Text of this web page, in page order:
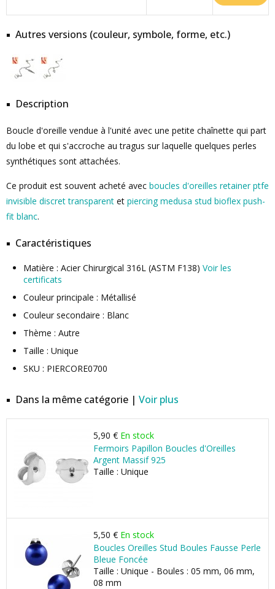
Autres versions (couleur, symbole, forme, etc.)
Description
Boucle d'oreille vendue à l'unité avec une petite chaînette qui part
du lobe et qui s'accroche au tragus sur laquelle quelques perles
synthétiques sont attachées.
Ce produit est souvent acheté avec boucles d'oreilles retainer ptfe
invisible discret transparent et piercing medusa stud bioflex push-
fit blanc.
Caractéristiques
Matière : Acier Chirurgical 316L (ASTM F138) Voir les
certificats
Couleur principale : Métallisé
Couleur secondaire : Blanc
Thème : Autre
Taille : Unique
SKU : PIERCORE0700
Dans la même catégorie | Voir plus
5,90 € En stock
Fermoirs Papillon Boucles d'Oreilles
Argent Massif 925
Taille : Unique
5,50 € En stock
Boucles Oreilles Stud Boules Fausse Perle
Bleue Foncée
Taille : Unique - Boules : 05 mm, 06 mm,
08 mm